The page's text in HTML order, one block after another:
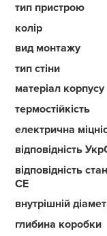
тип пристрою
колір
вид монтажу
тип стіни
матеріал корпусу
термостійкість
електрична
відповідність
відповідність
CE
внутрішній
глибина коробки